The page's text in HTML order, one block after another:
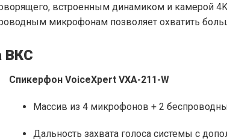
встроенным динамиком и камерой
микрофонам позволяет охватить
ВКС
Спикерфон VoiceXpert VXA-211-W
Массив из 4 микрофонов + 2
Дальность захвата голоса системы с